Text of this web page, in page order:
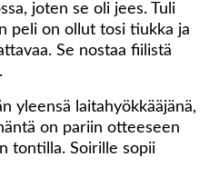
joten se oli jees. Tuli
peli on ollut tosi tiukka ja
Se nostaa fiilistä
yleensä laitahyökkääjänä,
on pariin otteeseen
tontilla. Soirille sopii